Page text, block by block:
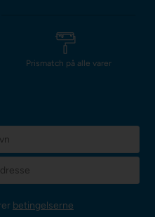
Prismatch på alle varer
betingelserne